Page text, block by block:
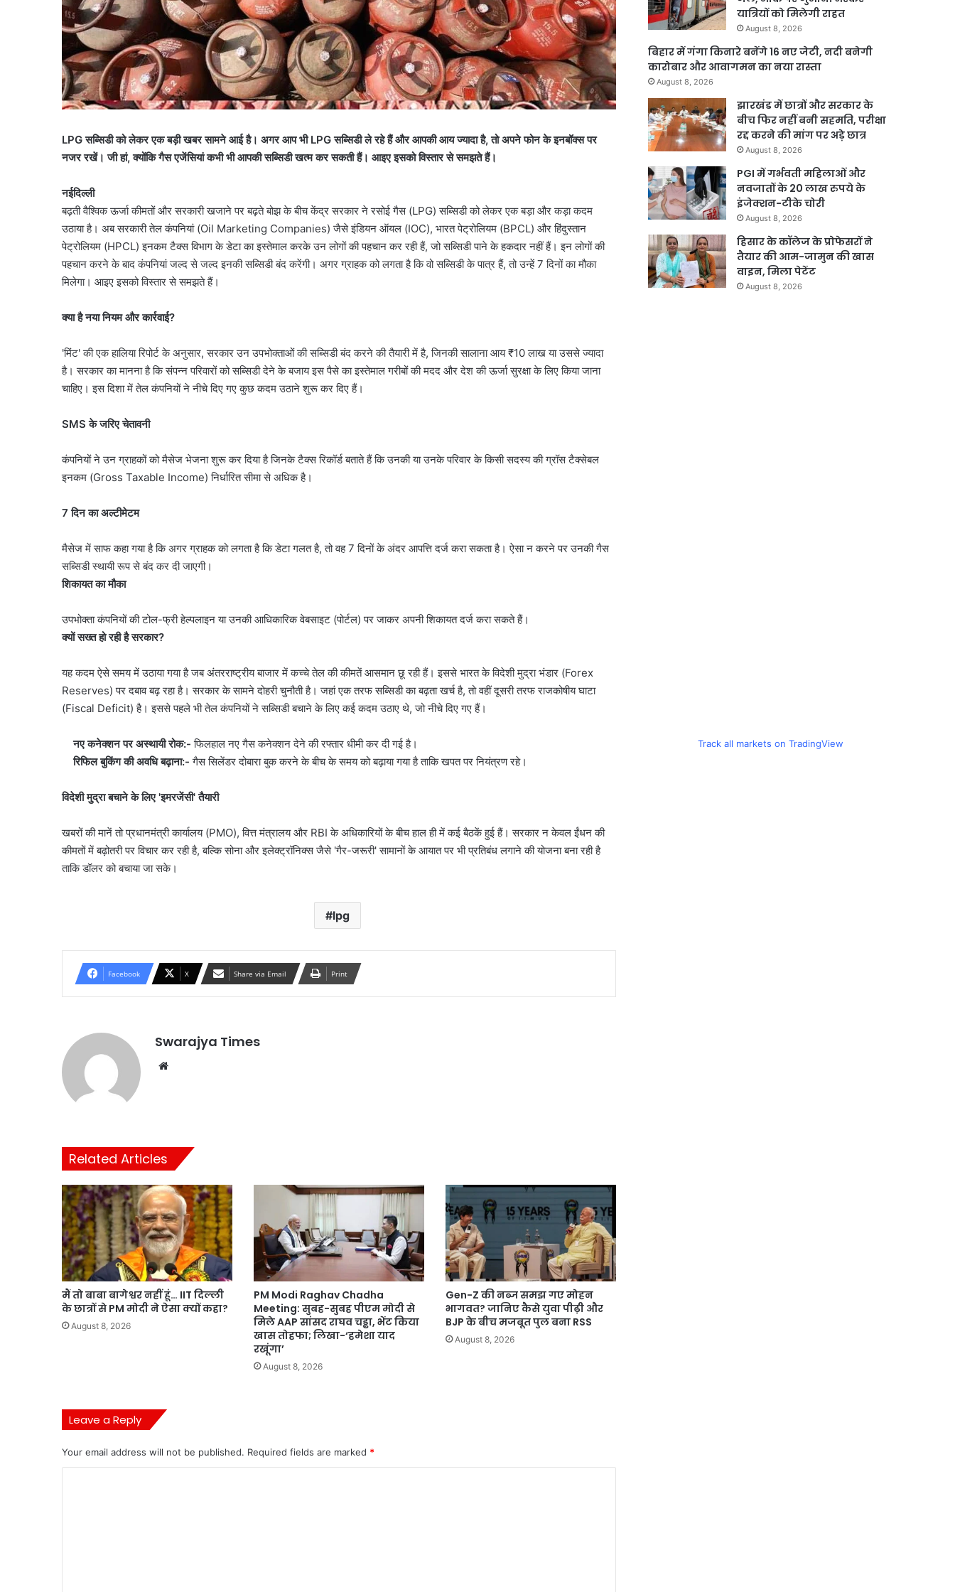
LPG सब्सिडी को लेकर एक बड़ी खबर सामने आई है। अगर आप भी LPG सब्सिडी ले रहे हैं और आपकी आय ज्यादा है, तो अपने फोन के इनबॉक्स पर
नजर रखें। जी हां, क्योंकि गैस एजेंसियां कभी भी आपकी सब्सिडी खत्म कर सकती हैं। आइए इसको विस्तार से समझते हैं।
नईदिल्ली
बढ़ती वैश्विक ऊर्जा कीमतों और सरकारी खजाने पर बढ़ते बोझ के बीच केंद्र सरकार ने रसोई गैस (LPG) सब्सिडी को लेकर एक बड़ा और कड़ा कदम
उठाया है। अब सरकारी तेल कंपनियां (Oil Marketing Companies) जैसे इंडियन ऑयल (IOC), भारत पेट्रोलियम (BPCL) और हिंदुस्तान
पेट्रोलियम (HPCL) इनकम टैक्स विभाग के डेटा का इस्तेमाल करके उन लोगों की पहचान कर रही हैं, जो सब्सिडी पाने के हकदार नहीं हैं। इन लोगों की
पहचान करने के बाद कंपनियां जल्द से जल्द इनकी सब्सिडी बंद करेंगी। अगर ग्राहक को लगता है कि वो सब्सिडी के पात्र हैं, तो उन्हें 7 दिनों का मौका
मिलेगा। आइए इसको विस्तार से समझते हैं।
क्या है नया नियम और कार्रवाई?
'मिंट' की एक हालिया रिपोर्ट के अनुसार, सरकार उन उपभोक्ताओं की सब्सिडी बंद करने की तैयारी में है, जिनकी सालाना आय ₹10 लाख या उससे ज्यादा
है। सरकार का मानना है कि संपन्न परिवारों को सब्सिडी देने के बजाय इस पैसे का इस्तेमाल गरीबों की मदद और देश की ऊर्जा सुरक्षा के लिए किया जाना
चाहिए। इस दिशा में तेल कंपनियों ने नीचे दिए गए कुछ कदम उठाने शुरू कर दिए हैं।
SMS के जरिए चेतावनी
कंपनियों ने उन ग्राहकों को मैसेज भेजना शुरू कर दिया है जिनके टैक्स रिकॉर्ड बताते हैं कि उनकी या उनके परिवार के किसी सदस्य की ग्रॉस टैक्सेबल
इनकम (Gross Taxable Income) निर्धारित सीमा से अधिक है।
7 दिन का अल्टीमेटम
मैसेज में साफ कहा गया है कि अगर ग्राहक को लगता है कि डेटा गलत है, तो वह 7 दिनों के अंदर आपत्ति दर्ज करा सकता है। ऐसा न करने पर उनकी गैस
सब्सिडी स्थायी रूप से बंद कर दी जाएगी।
शिकायत का मौका
उपभोक्ता कंपनियों की टोल-फ्री हेल्पलाइन या उनकी आधिकारिक वेबसाइट (पोर्टल) पर जाकर अपनी शिकायत दर्ज करा सकते हैं।
क्यों सख्त हो रही है सरकार?
यह कदम ऐसे समय में उठाया गया है जब अंतरराष्ट्रीय बाजार में कच्चे तेल की कीमतें आसमान छू रही हैं। इससे भारत के विदेशी मुद्रा भंडार (Forex
Reserves) पर दबाव बढ़ रहा है। सरकार के सामने दोहरी चुनौती है। जहां एक तरफ सब्सिडी का बढ़ता खर्च है, तो वहीं दूसरी तरफ राजकोषीय घाटा
(Fiscal Deficit) है। इससे पहले भी तेल कंपनियों ने सब्सिडी बचाने के लिए कई कदम उठाए थे, जो नीचे दिए गए हैं।
नए कनेक्शन पर अस्थायी रोक:-फिलहाल नए गैस कनेक्शन देने की रफ्तार धीमी कर दी गई है।
रिफिल बुकिंग की अवधि बढ़ाना:-गैस सिलेंडर दोबारा बुक करने के बीच के समय को बढ़ाया गया है ताकि खपत पर नियंत्रण रहे।
विदेशी मुद्रा बचाने के लिए 'इमरजेंसी' तैयारी
खबरों की मानें तो प्रधानमंत्री कार्यालय (PMO), वित्त मंत्रालय और RBI के अधिकारियों के बीच हाल ही में कई बैठकें हुई हैं। सरकार न केवल ईंधन की
कीमतों में बढ़ोतरी पर विचार कर रही है, बल्कि सोना और इलेक्ट्रॉनिक्स जैसे 'गैर-जरूरी' सामानों के आयात पर भी प्रतिबंध लगाने की योजना बना रही है
ताकि डॉलर को बचाया जा सके।
lpg
Facebook X Share via Email Print
Swarajya Times
Related Articles
मैं तो बाबा बागेश्वर नहीं हूं… IIT दिल्ली
के छात्रों से PM मोदी ने ऐसा क्यों कहा?
August 8, 2026
PM Modi Raghav Chadha
Meeting: सुबह-सुबह पीएम मोदी से
मिले AAP सांसद राघव चड्ढा, भेंट किया
खास तोहफा; लिखा-‘हमेशा याद
रखूंगा’
August 8, 2026
Gen-Z की नब्ज समझ गए मोहन
भागवत? जानिए कैसे युवा पीढ़ी और
BJP के बीच मजबूत पुल बना RSS
August 8, 2026
Leave a Reply
Your email address will not be published. Required fields are marked *
यात्रियों को मिलेगी राहत
August 8, 2026
बिहार में गंगा किनारे बनेंगे 16 नए जेटी, नदी बनेगी
कारोबार और आवागमन का नया रास्ता
August 8, 2026
झारखंड में छात्रों और सरकार के
बीच फिर नहीं बनी सहमति, परीक्षा
रद्द करने की मांग पर अड़े छात्र
August 8, 2026
PGI में गर्भवती महिलाओं और
नवजातों के 20 लाख रुपये के
इंजेक्शन-टीके चोरी
August 8, 2026
हिसार के कॉलेज के प्रोफेसरों ने
तैयार की आम-जामुन की खास
वाइन, मिला पेटेंट
August 8, 2026
Track all markets on TradingView